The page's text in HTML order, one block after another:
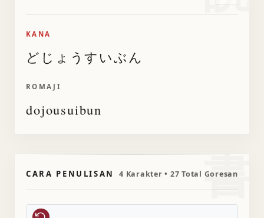
KANA
どじょうすいぶん
ROMAJI
dojousuibun
書
CARA PENULISAN 4 Karakter • 27 Total Goresan